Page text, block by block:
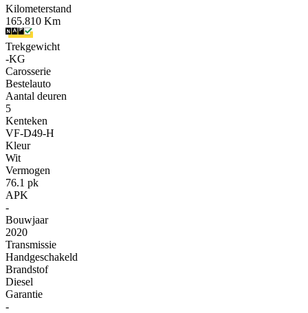
Kilometerstand
165.810 Km
Trekgewicht
-KG
Carosserie
Bestelauto
Aantal deuren
5
Kenteken
VF-D49-H
Kleur
Wit
Vermogen
76.1 pk
APK
-
Bouwjaar
2020
Transmissie
Handgeschakeld
Brandstof
Diesel
Garantie
-